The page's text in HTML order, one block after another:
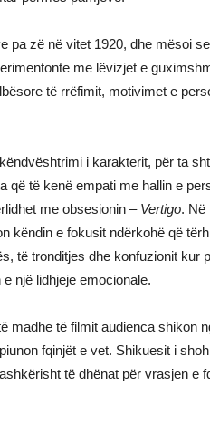
pa zë në vitet 1920, dhe mësoi
me lëvizjet e
të rrëfimit, motivimet e
i karakterit, për ta
që të kenë empati me hallin e
me obsesionin – Vertigo. Në
këndin e fokusit ndërkohë që
të tronditjes dhe konfuzionit kur
një lidhjeje emocionale.
madhe të filmit audienca shikon
fqinjët e vet. Shikuesit i
të dhënat për vrasjen e